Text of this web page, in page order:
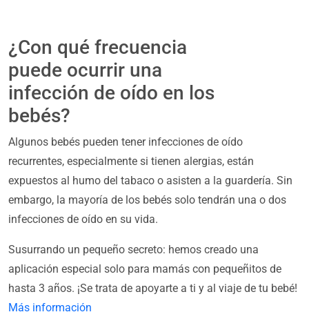
¿Con qué frecuencia
puede ocurrir una
infección de oído en los
bebés?
Algunos bebés pueden tener infecciones de oído
recurrentes, especialmente si tienen alergias, están
expuestos al humo del tabaco o asisten a la guardería. Sin
embargo, la mayoría de los bebés solo tendrán una o dos
infecciones de oído en su vida.
Susurrando un pequeño secreto: hemos creado una
aplicación especial solo para mamás con pequeñitos de
hasta 3 años. ¡Se trata de apoyarte a ti y al viaje de tu bebé!
Más información